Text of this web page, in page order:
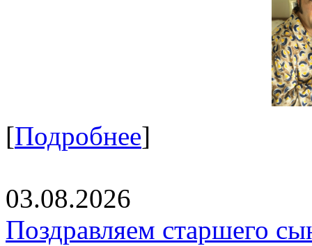
[Подробнее]
03.08.2026
Поздравляем старшего